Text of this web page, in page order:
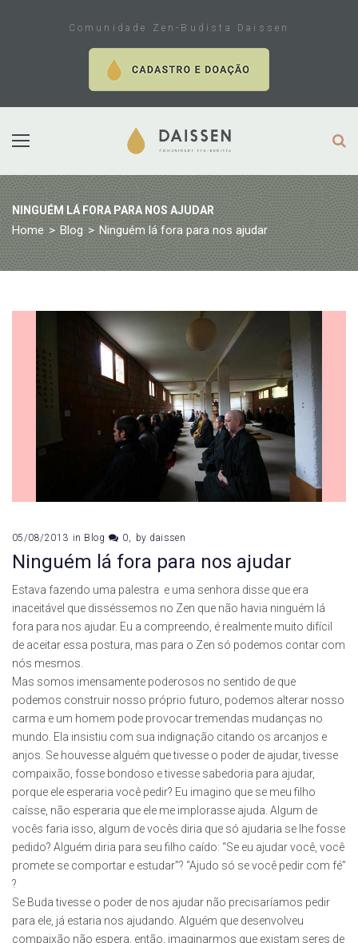
Comunidade Zen-Budista Daissen
NINGUÉM LÁ FORA PARA NOS AJUDAR
Home > Blog > Ninguém lá fora para nos ajudar
05/08/2013 in Blog 0 by daissen
Ninguém lá fora para nos ajudar
Estava fazendo uma palestra e uma senhora disse que era
inaceitável que disséssemos no Zen que não havia ninguém lá
fora para nos ajudar. Eu a compreendo, é realmente muito difícil
de aceitar essa postura, mas para o Zen só podemos contar com
nós mesmos.
Mas somos imensamente poderosos no sentido de que
podemos construir nosso próprio futuro, podemos alterar nosso
carma e um homem pode provocar tremendas mudanças no
mundo. Ela insistiu com sua indignação citando os arcanjos e
anjos. Se houvesse alguém que tivesse o poder de ajudar, tivesse
compaixão, fosse bondoso e tivesse sabedoria para ajudar,
porque ele esperaria você pedir? Eu imagino que se meu filho
caísse, não esperaria que ele me implorasse ajuda. Algum de
vocês faria isso, algum de vocês diria que só ajudaria se lhe fosse
pedido? Alguém diria para seu filho caído: “Se eu ajudar você, você
promete se comportar e estudar”? “Ajudo só se você pedir com fé”
?
Se Buda tivesse o poder de nos ajudar não precisaríamos pedir
para ele, já estaria nos ajudando. Alguém que desenvolveu
compaixão não espera, então, imaginarmos que existam seres de